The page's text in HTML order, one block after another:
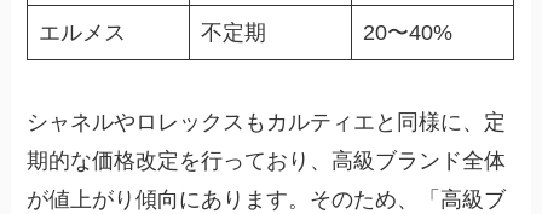
エルメス 不定期 20〜40%
シャネルやロレックスもカルティエと同様に、定
期的な価格改定を行っており、高級ブランド全体
が値上がり傾向にあります。そのため、「高級ブ